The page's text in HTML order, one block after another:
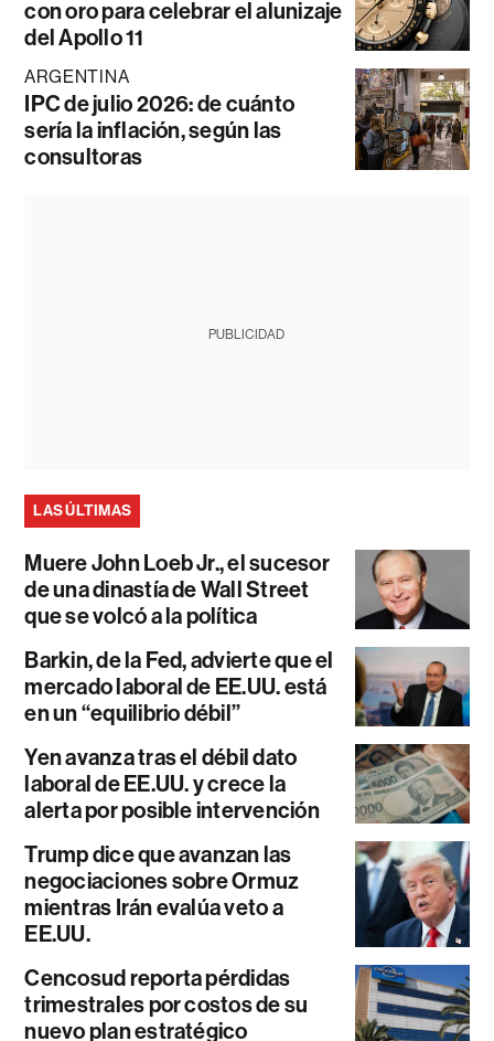
con oro para celebrar el alunizaje
del Apollo 11
ARGENTINA
IPC de julio 2026: de cuánto
sería la inflación, según las
consultoras
PUBLICIDAD
LAS ÚLTIMAS
Muere John Loeb Jr., el sucesor
de una dinastía de Wall Street
que se volcó a la política
Barkin, de la Fed, advierte que el
mercado laboral de EE.UU. está
en un “equilibrio débil”
Yen avanza tras el débil dato
laboral de EE.UU. y crece la
alerta por posible intervención
Trump dice que avanzan las
negociaciones sobre Ormuz
mientras Irán evalúa veto a
EE.UU.
Cencosud reporta pérdidas
trimestrales por costos de su
nuevo plan estratégico